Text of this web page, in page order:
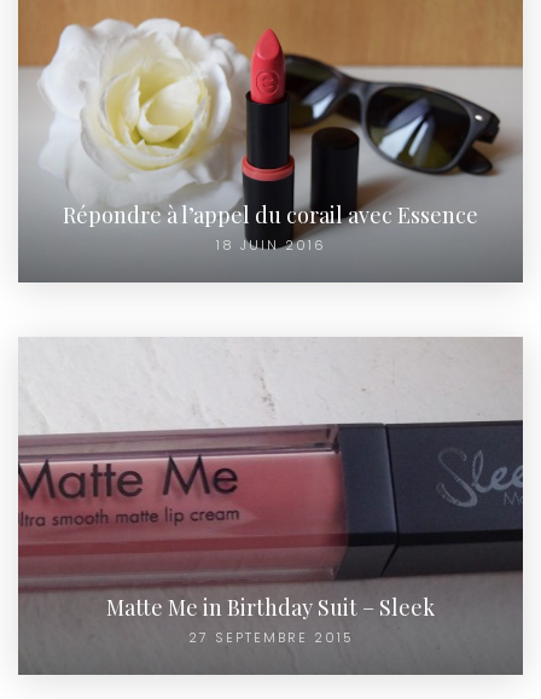
Répondre à l’appel du corail avec Essence
18 JUIN 2016
Matte Me in Birthday Suit – Sleek
27 SEPTEMBRE 2015